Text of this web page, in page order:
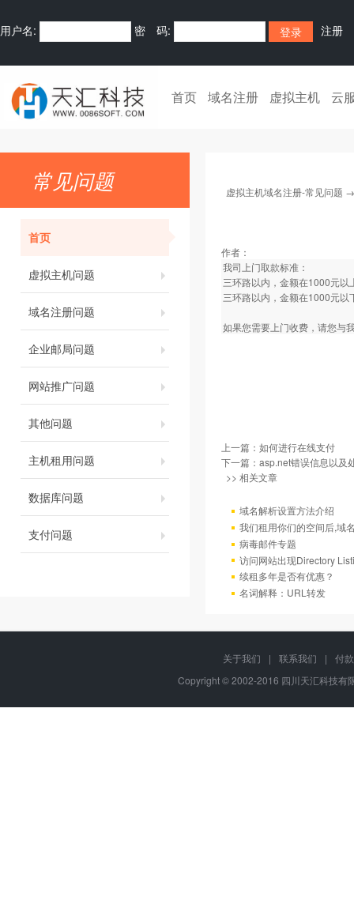
用户名: 密 码: 注册
首页 域名注册 虚拟主机 云
常见问题
首页
虚拟主机问题
域名注册问题
企业邮局问题
网站推广问题
其他问题
主机租用问题
数据库问题
支付问题
虚拟主机域名注册-常见问题
作者：
我司上门取款标准：
三环路以内，金额在1000元以
三环路以内，金额在1000元以
如果您需要上门收费，请您与
上一篇： 如何进行在线支付
下一篇： asp.net错误信息以及
>> 相关文章
域名解析设置方法介绍
我们租用你们的空间后,域
病毒邮件专题
访问网站出现Directory
续租多年是否有优惠？
名词解释：URL转发
关于我们 | 联系我们 |
付
Copyright © 2002-2016 四川天汇科技